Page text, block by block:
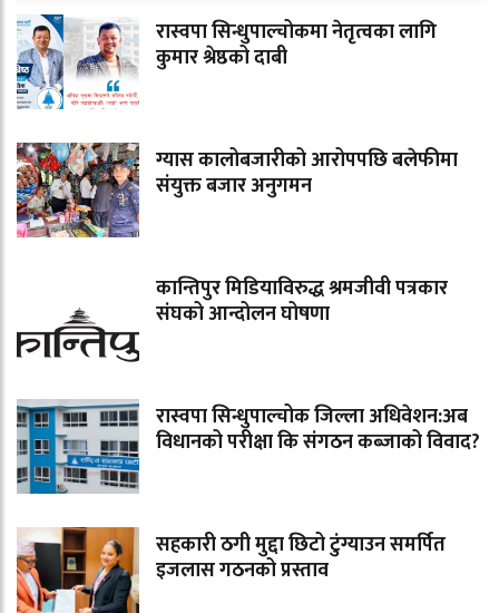
रास्वपा सिन्धुपाल्चोकमा नेतृत्वका लागि
कुमार श्रेष्ठको दाबी
ग्यास कालोबजारीको आरोपपछि बलेफीमा
संयुक्त बजार अनुगमन
कान्तिपुर मिडियाविरुद्ध श्रमजीवी पत्रकार
संघको आन्दोलन घोषणा
रास्वपा सिन्धुपाल्चोक जिल्ला अधिवेशन:अब
विधानको परीक्षा कि संगठन कब्जाको विवाद?
सहकारी ठगी मुद्दा छिटो टुंग्याउन समर्पित
इजलास गठनको प्रस्ताव